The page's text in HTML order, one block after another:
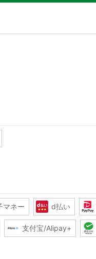
マネー d払い
支付宝/Alipay+